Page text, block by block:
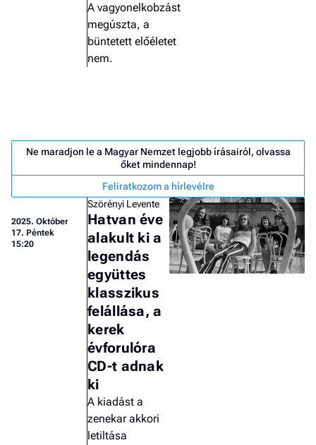
-
A vagyonelkobzást
megúszta, a
büntetett előéletet
nem.
Ne maradjon le a Magyar Nemzet legjobb írásairól, olvassa
őket mindennap!
Feliratkozom a hírlevélre
2025. Október
17. Péntek
15:20
Szörényi Levente
Hatvan éve
alakult ki a
legendás
együttes
klasszikus
felállása, a
kerek
évforulóra
CD-t adnak
ki
A kiadást a
zenekar akkori
letiltása